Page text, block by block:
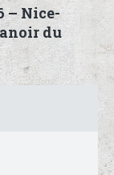
– Nice-
du